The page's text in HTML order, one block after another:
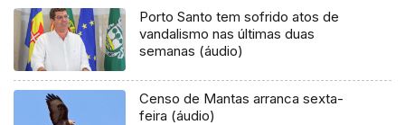
Porto Santo tem sofrido atos de
vandalismo nas últimas duas
semanas (áudio)
Censo de Mantas arranca sexta-
feira (áudio)